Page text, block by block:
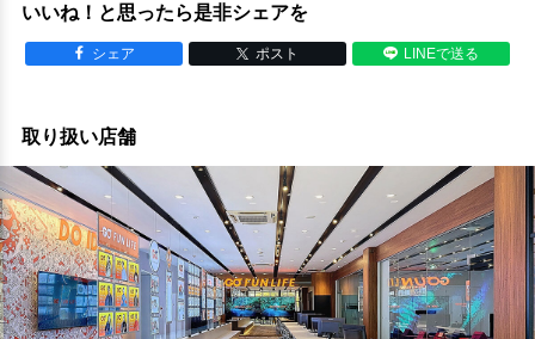
いいね！と思ったら是非シェアを
シェア ポスト LINEで送る
取り扱い店舗